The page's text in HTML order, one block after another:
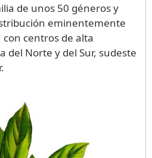
de unos 50 géneros y
eminentemente
centros de alta
del Norte y del Sur, sudeste